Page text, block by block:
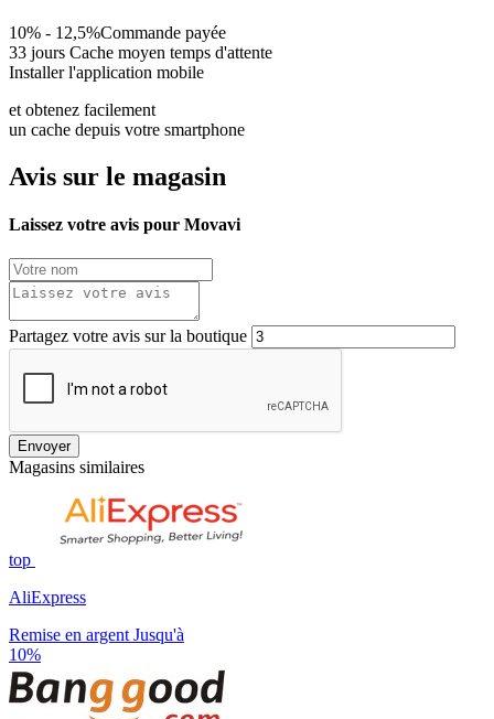
10% - 12,5%Commande payée
33 jours Cache moyen temps d'attente
Installer l'application mobile
et obtenez facilement
un cache depuis votre smartphone
Avis sur le magasin
Laissez votre avis pour Movavi
Partagez votre avis sur la boutique
Envoyer
Magasins similaires
top
AliExpress
Remise en argent Jusqu'à
10%